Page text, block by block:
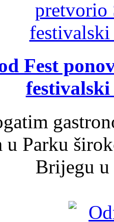
Fest
u Parku
Brijegu u